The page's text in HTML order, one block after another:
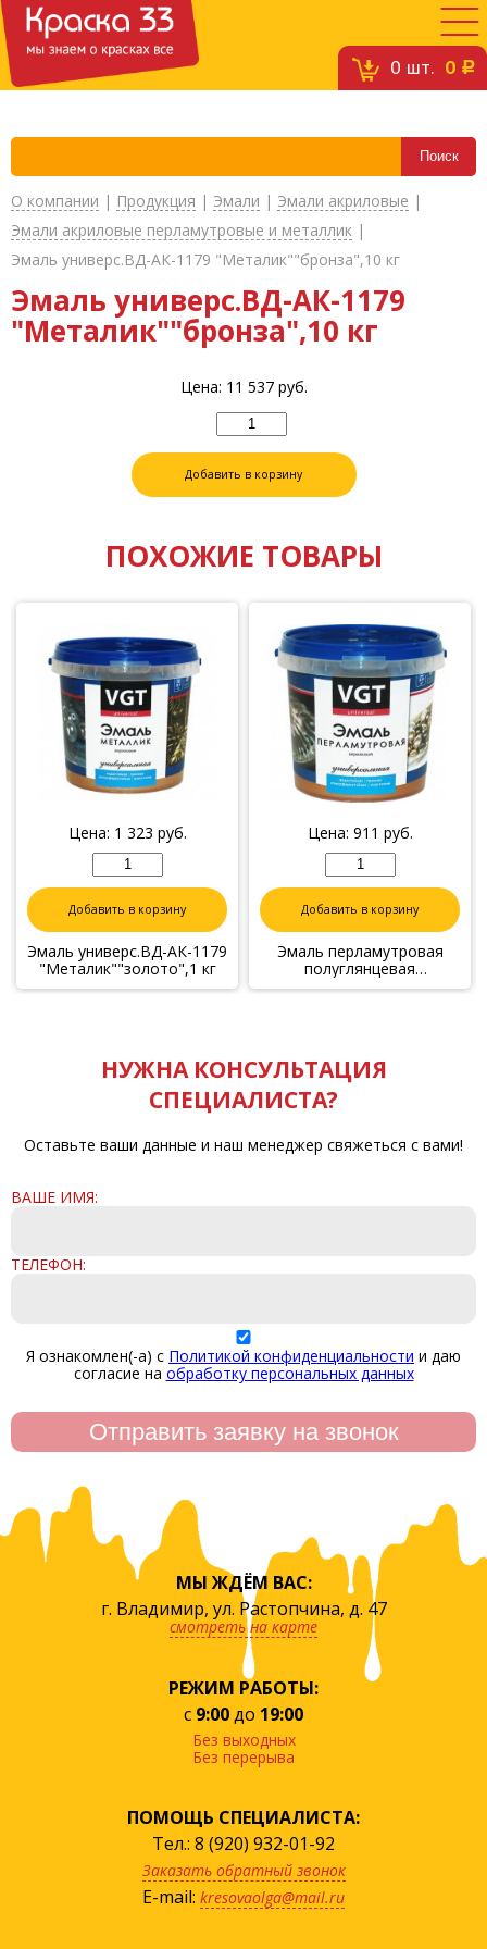
0 шт. 0 c
О компании | Продукция | Эмали | Эмали акриловые |
Эмали акриловые перламутровые и металлик |
Эмаль универс.ВД-АК-1179 "Металик""бронза",10 кг
Эмаль универс.ВД-АК-1179
"Металик""бронза",10 кг
Цена: 11 537руб.
Добавить в корзину
ПОХОЖИЕ ТОВАРЫ
Цена: 1 323 руб.
Добавить в корзину
Эмаль универс.ВД-АК-1179
"Металик""золото",1 кг
Цена: 911 руб.
Добавить в корзину
Эмаль перламутровая
полуглянцевая
"Жемчуг"ВДАК-1179, 1 кг
НУЖНА КОНСУЛЬТАЦИЯ
СПЕЦИАЛИСТА?
Оставьте ваши данные и наш менеджер свяжеться с вами!
ВАШЕ ИМЯ:
ТЕЛЕФОН:
Я ознакомлен(-а) с Политикой конфиденциальности и даю
согласие на обработку персональных данных
МЫ ЖДЁМ ВАС:
г. Владимир, ул. Растопчина, д. 47
смотреть на карте
РЕЖИМ РАБОТЫ:
с 9:00до 19:00
Без выходных
Без перерыва
ПОМОЩЬ СПЕЦИАЛИСТА:
Тел.: 8 (920) 932-01-92
Заказать обратный звонок
E-mail: kresovaolga@mail.ru